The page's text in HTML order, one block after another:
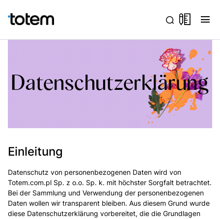
menu
Datenschutzerklärung
Einleitung
Datenschutz von personenbezogenen Daten wird von
Totem.com.pl Sp. z o.o. Sp. k. mit höchster Sorgfalt betrachtet.
Bei der Sammlung und Verwendung der personenbezogenen
Daten wollen wir transparent bleiben. Aus diesem Grund wurde
diese Datenschutzerklärung vorbereitet, die die Grundlagen